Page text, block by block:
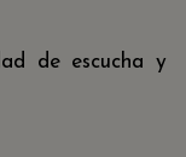
de escucha y